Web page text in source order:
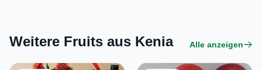
Weitere Fruits aus Kenia Alle anzeigen